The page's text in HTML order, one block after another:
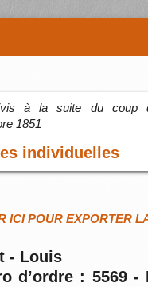
à la suite du coup
1851
individuelles
ICI POUR EXPORTER
- Louis
d’ordre : 5569 -